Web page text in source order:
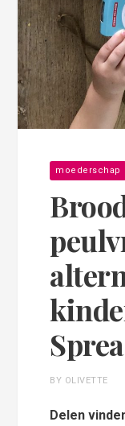
moederschap
BY OLIVETTE
Delen